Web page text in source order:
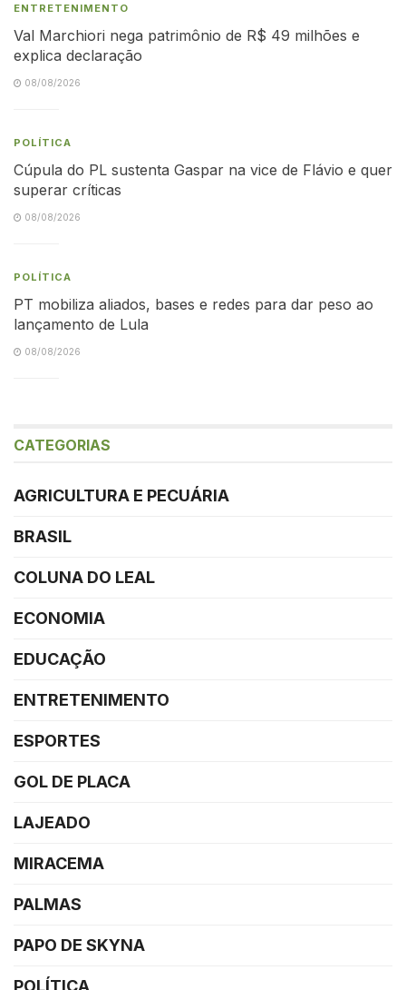
ENTRETENIMENTO
Val Marchiori nega patrimônio de R$ 49 milhões e
explica declaração
08/08/2026
POLÍTICA
Cúpula do PL sustenta Gaspar na vice de Flávio e quer
superar críticas
08/08/2026
POLÍTICA
PT mobiliza aliados, bases e redes para dar peso ao
lançamento de Lula
08/08/2026
CATEGORIAS
AGRICULTURA E PECUÁRIA
BRASIL
COLUNA DO LEAL
ECONOMIA
EDUCAÇÃO
ENTRETENIMENTO
ESPORTES
GOL DE PLACA
LAJEADO
MIRACEMA
PALMAS
PAPO DE SKYNA
POLÍTICA